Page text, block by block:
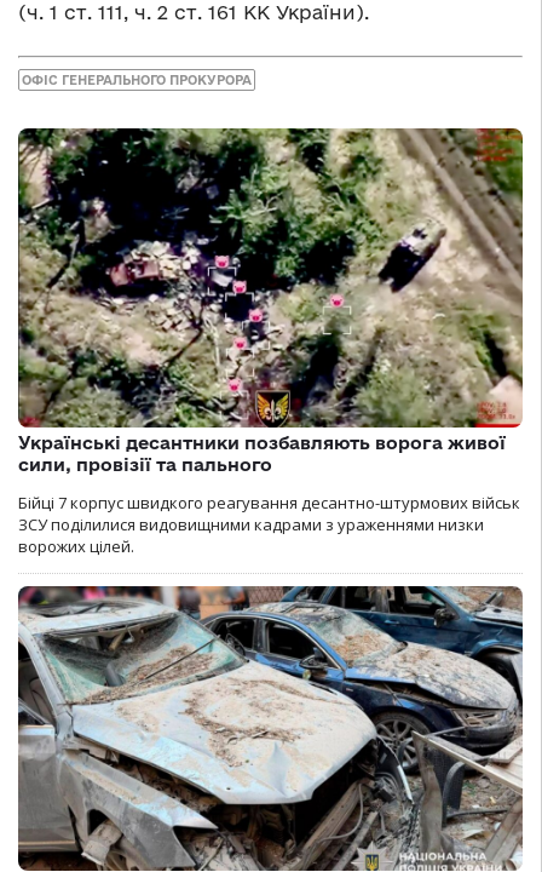
(ч. 1 ст. 111, ч. 2 ст. 161 КК України).
ОФІС ГЕНЕРАЛЬНОГО ПРОКУРОРА
Українські десантники позбавляють ворога живої
сили, провізії та пального
Бійці 7 корпус швидкого реагування десантно-штурмових військ
ЗСУ поділилися видовищними кадрами з ураженнями низки
ворожих цілей.